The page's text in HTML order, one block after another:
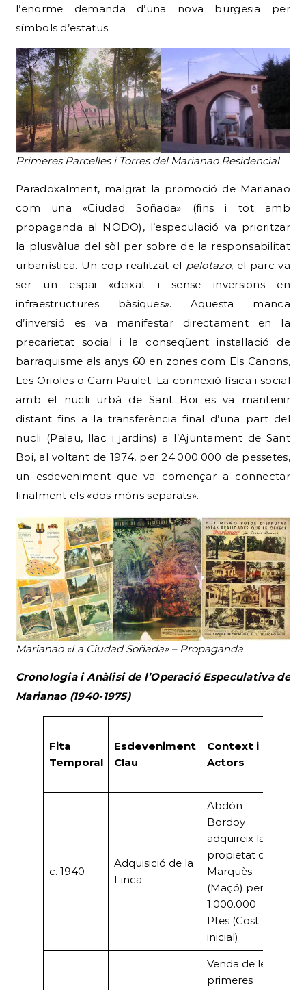
l’enorme demanda d’una nova burgesia per
símbols d’estatus.
Primeres Parcel·les i Torres del Marianao Residencial
Paradoxalment, malgrat la promoció de Marianao
com una «Ciudad Soñada» (fins i tot amb
propaganda al NODO), l’especulació va prioritzar
la plusvàlua del sòl per sobre de la responsabilitat
urbanística. Un cop realitzat el pelotazo, el parc va
ser un espai «deixat i sense inversions en
infraestructures bàsiques».
Aquesta manca
d’inversió es va manifestar directament en la
precarietat social i la conseqüent instal·lació de
barraquisme als anys 60 en zones com Els Canons,
Les Orioles o Cam Paulet. La connexió física i social
amb el nucli urbà de Sant Boi es va mantenir
distant fins a la transferència final d’una part del
nucli (Palau, llac i jardins) a l’Ajuntament de Sant
Boi, al voltant de 1974, per 24.000.000 de pessetes,
un esdeveniment que va començar a connectar
finalment els «dos mòns separats».
Marianao «La Ciudad Soñada» – Propaganda
Cronologia i Anàlisi de l’Operació Especulativa de
Marianao (1940-1975)
Fita
Temporal
Esdeveniment
Clau
Context i
Actors
c. 1940
Adquisició de la
Finca
Abdón
Bordoy
adquireix la
propietat del
Marquès
(Maçó) per
1.000.000
Ptes (Cost
inicial)
Venda de les
primeres